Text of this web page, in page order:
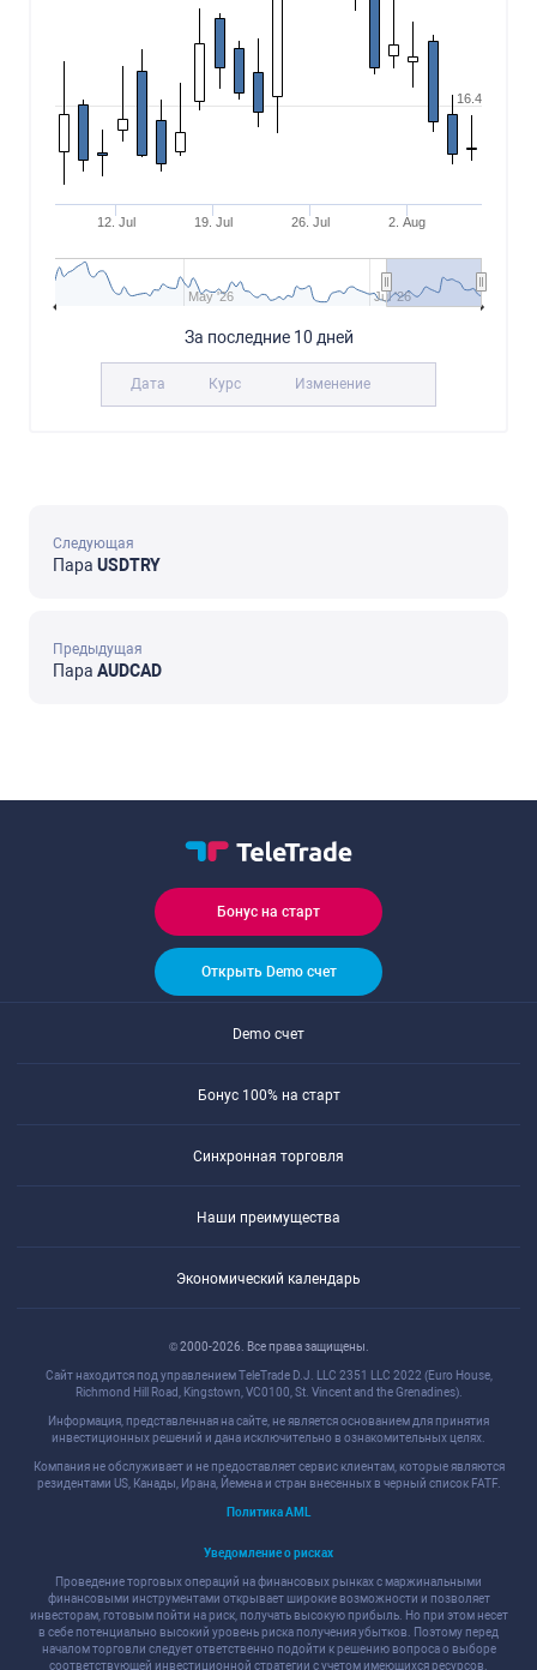
12. Jul 19. Jul 26. Jul 2. Aug
May '26 Jul '26
16.4
За последние 10 дней
Дата Курс Изменение
Следующая
Пара USDTRY
Предыдущая
Пара AUDCAD
Бонус на старт
Открыть Demo счет
Demo счет
Бонус 100% на старт
Синхронная торговля
Наши преимущества
Экономический календарь
© 2000-2026. Все права защищены.
Сайт находится под управлением TeleTrade D.J. LLC 2351 LLC 2022 (Euro House,
Richmond Hill Road, Kingstown, VC0100, St. Vincent and the Grenadines).
Информация, представленная на сайте, не является основанием для принятия
инвестиционных решений и дана исключительно в ознакомительных целях.
Компания не обслуживает и не предоставляет сервис клиентам, которые являются
резидентами US, Канады, Ирана, Йемена и стран внесенных в черный список FATF.
Политика AML
Уведомление о рисках
Проведение торговых операций на финансовых рынках с маржинальными
финансовыми инструментами открывает широкие возможности и позволяет
инвесторам, готовым пойти на риск, получать высокую прибыль. Но при этом несет
в себе потенциально высокий уровень риска получения убытков. Поэтому перед
началом торговли следует ответственно подойти к решению вопроса о выборе
соответствующей инвестиционной стратегии с учетом имеющихся ресурсов.